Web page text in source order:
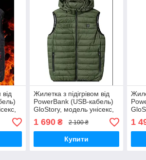
від
Жилетка з підігрівом від
PowerBank (USB-кабель)
GloStory, модель унісекс,
розмір 3XL-6XL
1 690₴ 2 100 ₴
Купити
1